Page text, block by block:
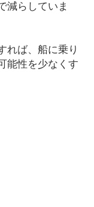
減らしていま
れば、船に乗り
能性を少なくす